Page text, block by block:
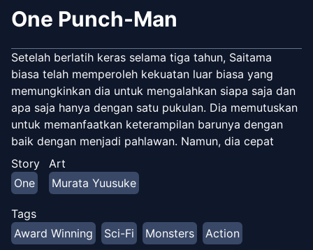
One Punch-Man
Setelah berlatih keras selama tiga tahun, Saitama
biasa telah memperoleh kekuatan luar biasa yang
memungkinkan dia untuk mengalahkan siapa saja dan
apa saja hanya dengan satu pukulan. Dia memutuskan
untuk memanfaatkan keterampilan barunya dengan
baik dengan menjadi pahlawan. Namun, dia cepat
bosan dengan mengalahkan monster dengan mudah,
dan ingin seseorang memberinya tantangan untuk
mengembalikan semangat menjadi pahlawan. Setelah
menyaksikan kekuatan luar biasa Saitama, Genos,
seorang cyborg, bertekad untuk menjadi murid
Saitama. Selama ini, Saitama menyadari dia tidak
Story
One
Art
Murata Yuusuke
Tags
Award Winning
Sci-Fi Monsters
Action